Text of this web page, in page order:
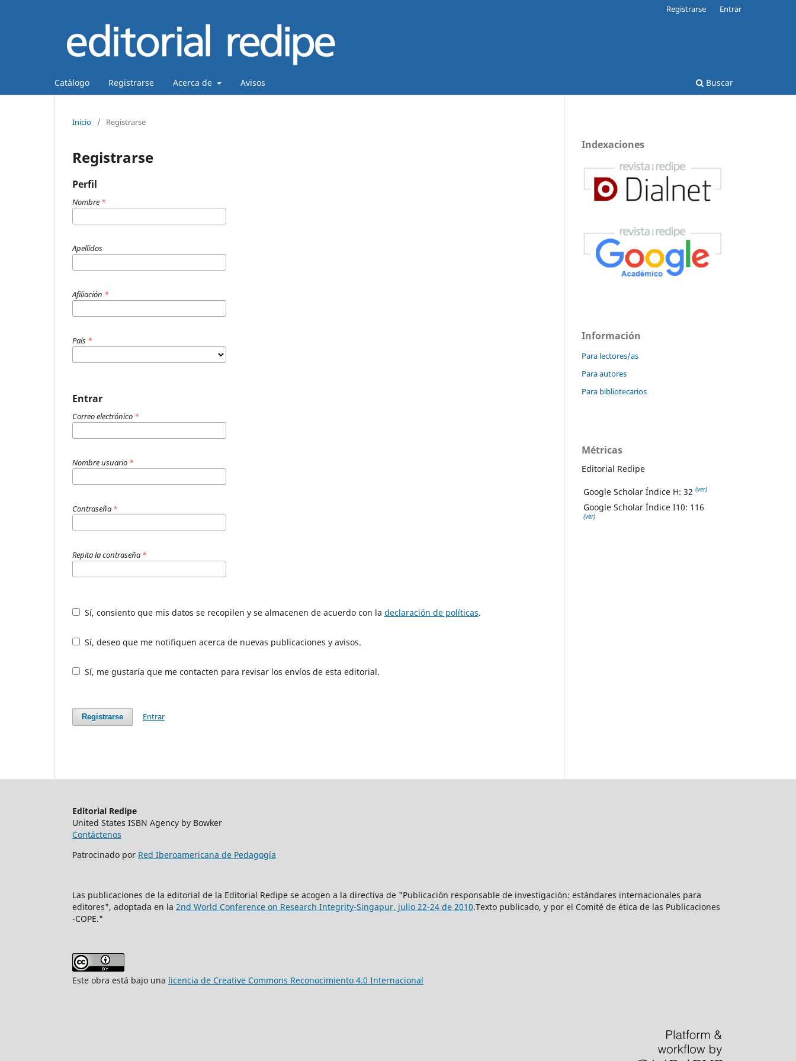
Catálogo Registrarse Acerca de Avisos Buscar
Registrarse Entrar
Inicio / Registrarse
Registrarse
Perfil
Nombre *
Apellidos
Afiliación *
País *
Entrar
Correo electrónico *
Nombre usuario *
Contraseña *
Repita la contraseña *
Sí, consiento que mis datos se recopilen y se almacenen de acuerdo con la declaración de políticas.
Sí, deseo que me notifiquen acerca de nuevas publicaciones y avisos.
Sí, me gustaría que me contacten para revisar los envíos de esta editorial.
Registrarse Entrar
Indexaciones
Información
Para lectores/as
Para autores
Para bibliotecarios
Métricas
Editorial Redipe
Google Scholar Índice H: 32 (ver)
Google Scholar Índice I10: 116
(ver)
Editorial Redipe
United States ISBN Agency by Bowker
Contáctenos
Patrocinado por Red Iberoamericana de Pedagogía
Las publicaciones de la editorial de la Editorial Redipe se acogen a la directiva de "Publicación responsable de investigación: estándares internacionales para
editores", adoptada en la 2nd World Conference on Research Integrity-Singapur, julio 22-24 de 2010.Texto publicado, y por el Comité de ética de las Publicaciones
-COPE."
Este obra está bajo una licencia de Creative Commons Reconocimiento 4.0 Internacional